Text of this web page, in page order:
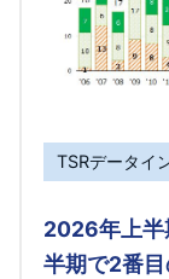
TSRデータイ
2026年上
半期で2番